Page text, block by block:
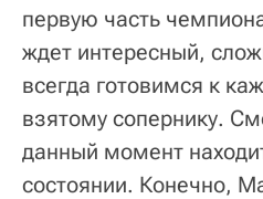
первую часть
ждет интересный,
всегда готовимся к
взятому сопернику.
данный момент
состоянии. Конечно,